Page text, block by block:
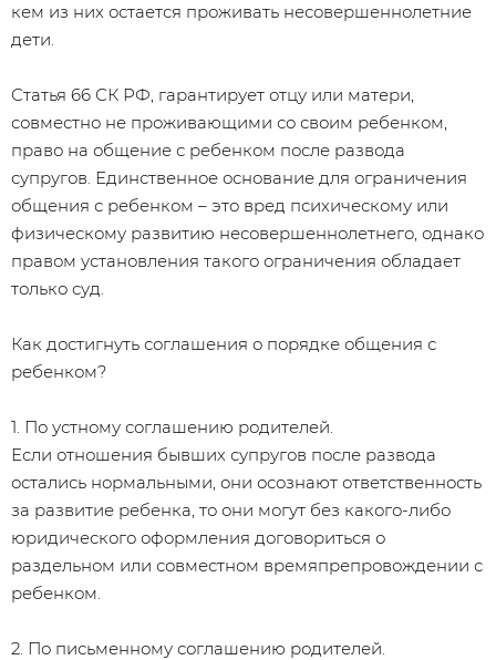
кем из них остается проживать несовершеннолетние
дети.
Статья 66 СК РФ, гарантирует отцу или матери,
совместно не проживающими со своим ребенком,
право на общение с ребенком после развода
супругов. Единственное основание для ограничения
общения с ребенком – это вред психическому или
физическому развитию несовершеннолетнего, однако
правом установления такого ограничения обладает
только суд.
Как достигнуть соглашения о порядке общения с
ребенком?
1. По устному соглашению родителей.
Если отношения бывших супругов после развода
остались нормальными, они осознают ответственность
за развитие ребенка, то они могут без какого-либо
юридического оформления договориться о
раздельном или совместном времяпрепровождении с
ребенком.
2. По письменному соглашению родителей.